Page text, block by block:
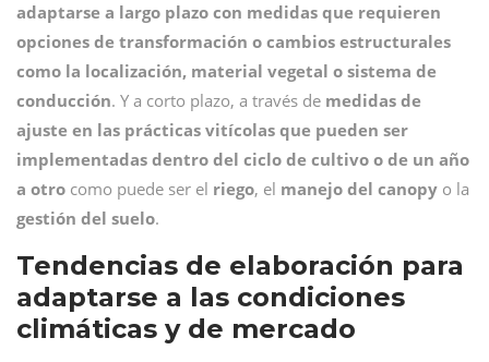
adaptarse a largo plazo con medidas que requieren
opciones de transformación o cambios estructurales
como la localización, material vegetal o sistema de
conducción. Y a corto plazo, a través de medidas de
ajuste en las prácticas vitícolas que pueden ser
implementadas dentro del ciclo de cultivo o de un año
a otro como puede ser el riego, el manejo del canopy o la
gestión del suelo.
Tendencias de elaboración para
adaptarse a las condiciones
climáticas y de mercado